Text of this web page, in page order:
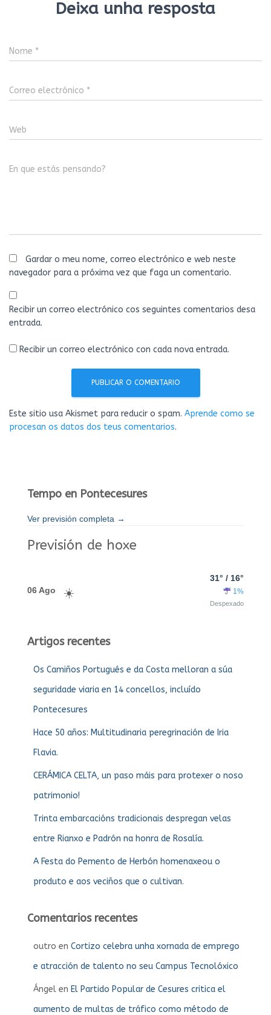
Deixa unha resposta
Nome *
Correo electrónico *
Web
En que estás pensando?
Gardar o meu nome, correo electrónico e web neste
navegador para a próxima vez que faga un comentario.
Recibir un correo electrónico cos seguintes comentarios desa
entrada.
Recibir un correo electrónico con cada nova entrada.
Este sitio usa Akismet para reducir o spam. Aprende como se
procesan os datos dos teus comentarios.
Tempo en Pontecesures
Ver previsión completa →
Previsión de hoxe
06 Ago
31° / 16°
1%
Despexado
Artigos recentes
Os Camiños Portugués e da Costa melloran a súa
seguridade viaria en 14 concellos, incluído
Pontecesures
Hace 50 años: Multitudinaria peregrinación de Iria
Flavia.
CERÁMICA CELTA, un paso máis para protexer o noso
patrimonio!
Trinta embarcacións tradicionais despregan velas
entre Rianxo e Padrón na honra de Rosalía.
A Festa do Pemento de Herbón homenaxeou o
produto e aos veciños que o cultivan.
Comentarios recentes
outro en Cortizo celebra unha xornada de emprego
e atracción de talento no seu Campus Tecnolóxico
Ángel en El Partido Popular de Cesures critica el
aumento de multas de tráfico como método de